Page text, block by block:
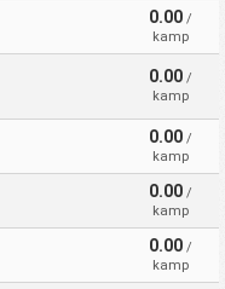
0.00 /
kamp
0.00 /
kamp
0.00 /
kamp
0.00 /
kamp
0.00 /
kamp